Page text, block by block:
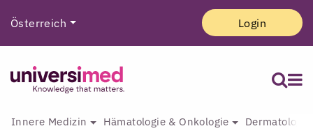
Österreich Login
Innere Medizin Hämatologie & Onkologie